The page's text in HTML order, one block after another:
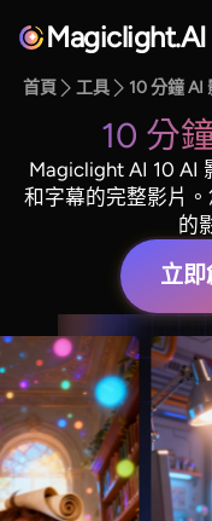
Magiclight.AI
MagicLight.AI
首頁 工具 10 分鐘 AI
10 分
Magiclight AI 10 AI
和字幕的完整影片
的
立即